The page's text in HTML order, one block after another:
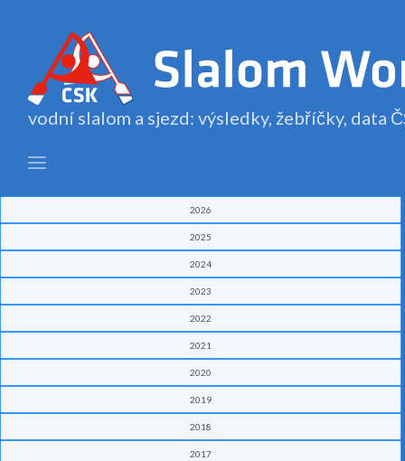
vodní slalom a sjezd: výsledky, žebříčky, data
2026
2025
2024
2023
2022
2021
2020
2019
2018
2017